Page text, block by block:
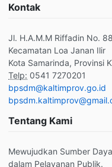
Kontak
Jl. H.A.M.M Riffadin No.
Kecamatan Loa Janan Ilir
Kota Samarinda, Provinsi
Telp: 0541 7270201
bpsdm@kaltimprov.go.id
Tentang Kami
Mewujudkan Sumber
dalam Pelayanan Publik.